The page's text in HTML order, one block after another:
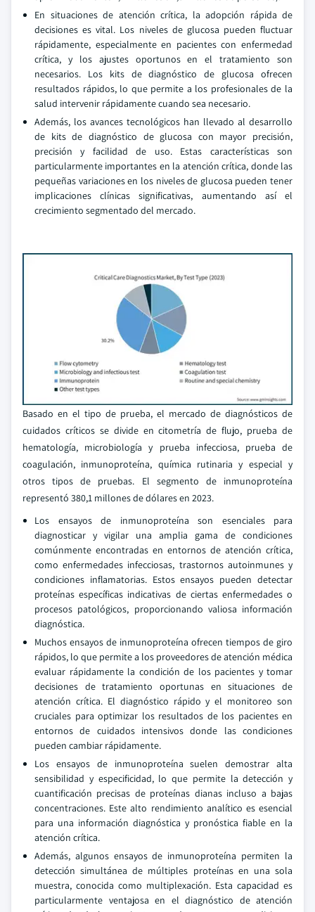
En situaciones de atención crítica, la adopción rápida de
decisiones es vital. Los niveles de glucosa pueden fluctuar
rápidamente, especialmente en pacientes con enfermedad
crítica, y los ajustes oportunos en el tratamiento son
necesarios. Los kits de diagnóstico de glucosa ofrecen
resultados rápidos, lo que permite a los profesionales de la
salud intervenir rápidamente cuando sea necesario.
Además, los avances tecnológicos han llevado al desarrollo
de kits de diagnóstico de glucosa con mayor precisión,
precisión y facilidad de uso. Estas características son
particularmente importantes en la atención crítica, donde las
pequeñas variaciones en los niveles de glucosa pueden tener
implicaciones clínicas significativas, aumentando así el
crecimiento segmentado del mercado.
Basado en el tipo de prueba, el mercado de diagnósticos de
cuidados críticos se divide en citometría de flujo, prueba de
hematología, microbiología y prueba infecciosa, prueba de
coagulación, inmunoproteína, química rutinaria y especial y
otros tipos de pruebas. El segmento de inmunoproteína
representó 380,1 millones de dólares en 2023.
Los ensayos de inmunoproteína son esenciales para
diagnosticar y vigilar una amplia gama de condiciones
comúnmente encontradas en entornos de atención crítica,
como enfermedades infecciosas, trastornos autoinmunes y
condiciones inflamatorias. Estos ensayos pueden detectar
proteínas específicas indicativas de ciertas enfermedades o
procesos patológicos, proporcionando valiosa información
diagnóstica.
Muchos ensayos de inmunoproteína ofrecen tiempos de giro
rápidos, lo que permite a los proveedores de atención médica
evaluar rápidamente la condición de los pacientes y tomar
decisiones de tratamiento oportunas en situaciones de
atención crítica. El diagnóstico rápido y el monitoreo son
cruciales para optimizar los resultados de los pacientes en
entornos de cuidados intensivos donde las condiciones
pueden cambiar rápidamente.
Los ensayos de inmunoproteína suelen demostrar alta
sensibilidad y especificidad, lo que permite la detección y
cuantificación precisas de proteínas dianas incluso a bajas
concentraciones. Este alto rendimiento analítico es esencial
para una información diagnóstica y pronóstica fiable en la
atención crítica.
Además, algunos ensayos de inmunoproteína permiten la
detección simultánea de múltiples proteínas en una sola
muestra, conocida como multiplexación. Esta capacidad es
particularmente ventajosa en el diagnóstico de atención